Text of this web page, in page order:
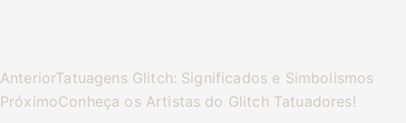
AnteriorTatuagens Glitch: Significados e Simbolismos
PróximoConheça os Artistas do Glitch Tatuadores!